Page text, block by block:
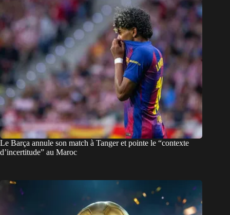
Le Barça annule son match à Tanger et pointe le “contexte
d’incertitude” au Maroc